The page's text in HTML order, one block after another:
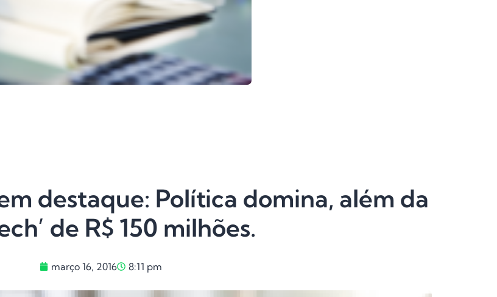
destaque: Política domina, além da
de R$ 150 milhões.
março 16, 2016 8:11 pm